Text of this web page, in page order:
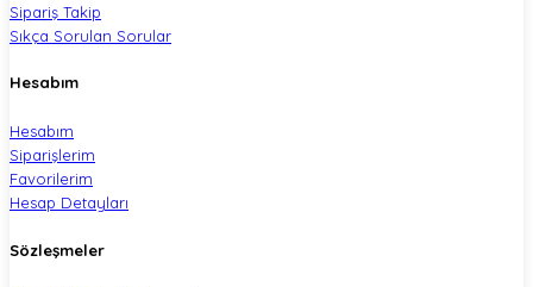
Sipariş Takip
Sıkça Sorulan Sorular
Hesabım
Hesabım
Siparişlerim
Favorilerim
Hesap Detayları
Sözleşmeler